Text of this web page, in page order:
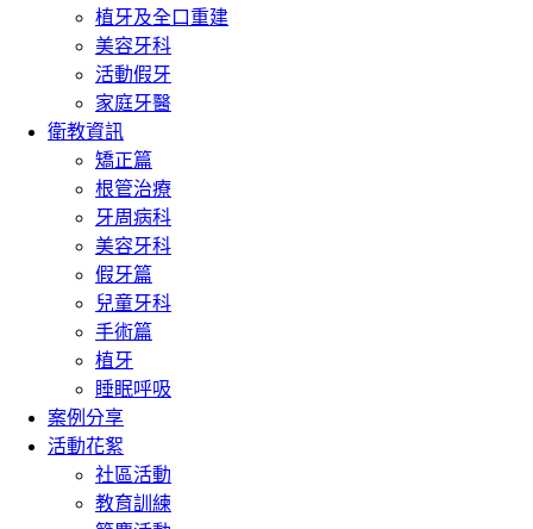
植牙及全口重建
美容牙科
活動假牙
家庭牙醫
衛教資訊
矯正篇
根管治療
牙周病科
美容牙科
假牙篇
兒童牙科
手術篇
植牙
睡眠呼吸
案例分享
活動花絮
社區活動
教育訓練